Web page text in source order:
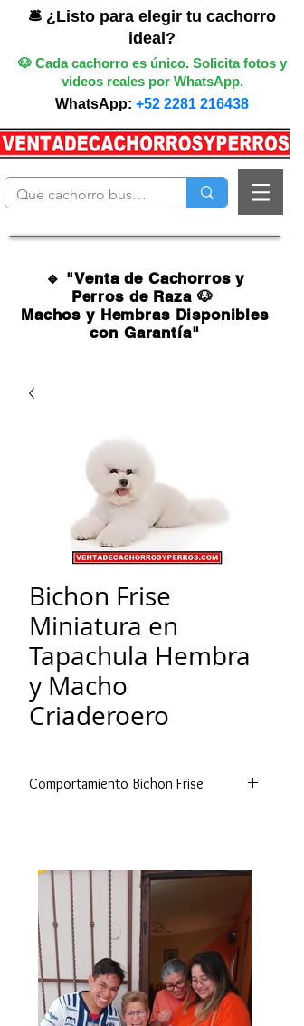
🛎️ ¿Listo para elegir tu cachorro
ideal?
🐶 Cada cachorro es único. Solicita fotos y
videos reales por WhatsApp.
WhatsApp: +52 2281 216438
🔹 "Venta de Cachorros y
Perros de Raza 🐶
Machos y Hembras Disponibles
con Garantía"
Bichon Frise
Miniatura en
Tapachula Hembra
y Macho
Criaderoero
Comportamiento Bichon Frise
su encantadora y esponjosa
apariencia. Si usted desea conocer
más sobre esta raza canina, en este
artículo encontrará sus principales
características, curiosidades y
cuidados.